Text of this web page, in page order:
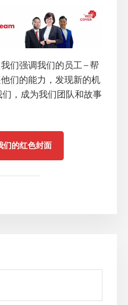
们强调我们的员工 – 帮
们的能力，发现新的机
，成为我们团队和故事
们的红色封面